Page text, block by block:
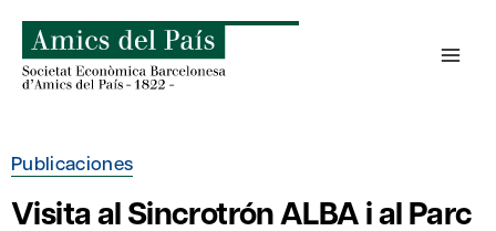
contenido
Publicaciones
Visita al Sincrotrón ALBA i al Parc